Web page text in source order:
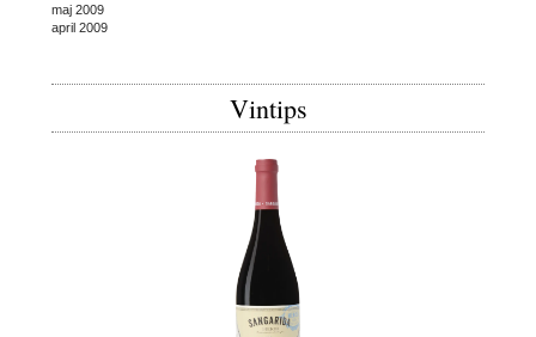
maj 2009
april 2009
Vintips